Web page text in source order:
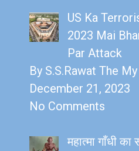
US Ka
2023 Mai
Par Attack
By S.S.Rawat The
December 21, 2023
No Comments
महात्मा गाँधी